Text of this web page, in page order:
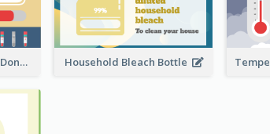
Bar Data About Blood Donation Household Bleach Bottle